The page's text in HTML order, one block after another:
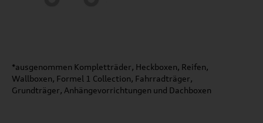
*ausgenommen Kompletträder, Heckboxen, Reifen,
Wallboxen, Formel 1 Collection, Fahrradträger,
Grundträger, Anhängevorrichtungen und Dachboxen